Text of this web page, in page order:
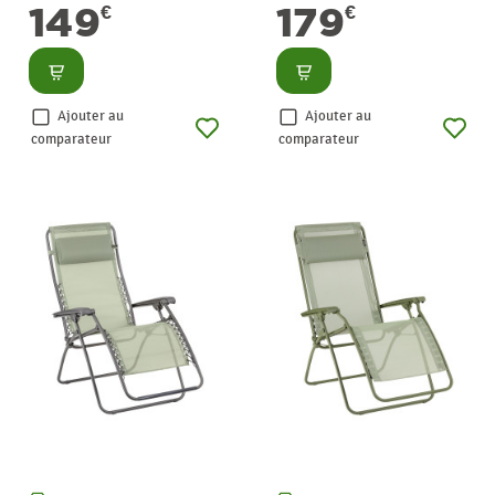
149€
Consulter
Ajouter au
comparateur
179€
Consulter
Ajouter au
comparateur